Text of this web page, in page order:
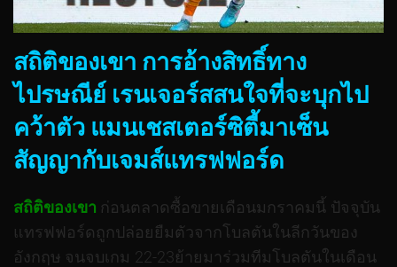
สถิติของเขา การอ้างสิทธิ์ทาง
ไปรษณีย์ เรนเจอร์สสนใจที่จะบุกไป
คว้าตัว แมนเชสเตอร์ซิตี้มาเซ็น
สัญญากับเจมส์แทรฟฟอร์ด
สถิติของเขา ก่อนตลาดซื้อขายเดือนมกราคมนี้ ปัจจุบัน
แทรฟฟอร์ดถูกปล่อยยืมตัวจากโบลตันในลีกวันของ
อังกฤษ จนจบเกม 22-23ย้ายมาร่วมทีมโบลตันในเดือน